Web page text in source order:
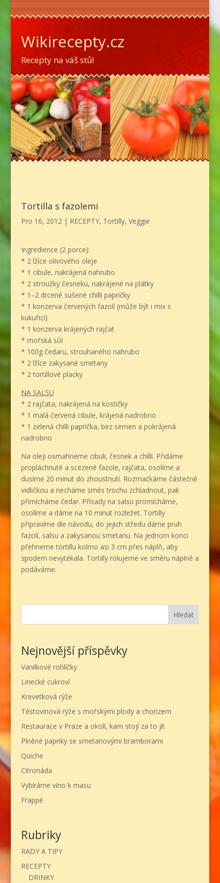
Wikirecepty.cz
Recepty na váš stůl
Tortilla s fazolemi
Pro 16, 2012| RECEPTY, Tortilly, Veggie
Ingredience (2 porce):
* 2 lžíce olivového oleje
* 1 cibule, nakrájená nahrubo
* 2 stroužky česneku, nakrájené na plátky
* 1–2 drcené sušené chilli papričky
* 1 konzerva červených fazolí (může být i mix s
kukuřicí)
* 1 konzerva krájených rajčat
* mořská sůl
* 100g čedaru, strouhaného nahrubo
* 2 lžíce zakysané smetany
* 2 tortillové placky
NA SALSU
* 2 rajčata, nakrájená na kostičky
* 1 malá červená cibule, krájená nadrobno
* 1 zelená chilli paprička, bez semen a pokrájená
nadrobno
Na oleji osmahneme cibuli, česnek a chilli. Přidáme
propláchnuté a scezené fazole, rajčata, osolíme a
dusíme 20 minut do zhoustnutí. Rozmačkáme částečně
vidličkou a necháme směs trochu zchladnout, pak
přimícháme čedar. Přísady na salsu promícháme,
osolíme a dáme na 10 minut rozležet. Tortilly
připravíme dle návodu, do jejich středu dáme pruh
fazolí, salsu a zakysanou smetanu. Na jednom konci
přehneme tortillu kolmo asi 3 cm přes náplň, aby
spodem nevytékala. Tortilly rolujeme ve směru náplně a
podáváme.
Hledat
Nejnovější příspěvky
Vanilkové rohlíčky
Linecké cukroví
Krevetková rýže
Těstovinová rýže s mořskými plody a chorizem
Restaurace v Praze a okolí, kam stojí za to jít
Plněné papriky se smetanovými bramborami
Quiche
Citronáda
Vybíráme víno k masu
Frappé
Rubriky
RADY A TIPY
RECEPTY
DRINKY